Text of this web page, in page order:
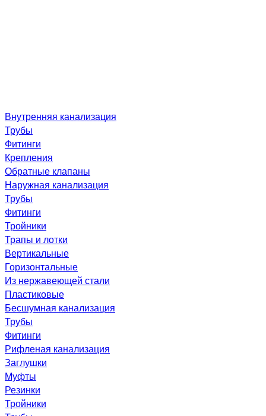
Внутренняя канализация
Трубы
Фитинги
Крепления
Обратные клапаны
Наружная канализация
Трубы
Фитинги
Тройники
Трапы и лотки
Вертикальные
Горизонтальные
Из нержавеющей стали
Пластиковые
Бесшумная канализация
Трубы
Фитинги
Рифленая канализация
Заглушки
Муфты
Резинки
Тройники